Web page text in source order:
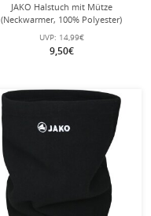
JAKO Halstuch mit Mütze
(Neckwarmer, 100% Polyester)
schwarz - 1 Stück
UVP: 14,99€
9,50€